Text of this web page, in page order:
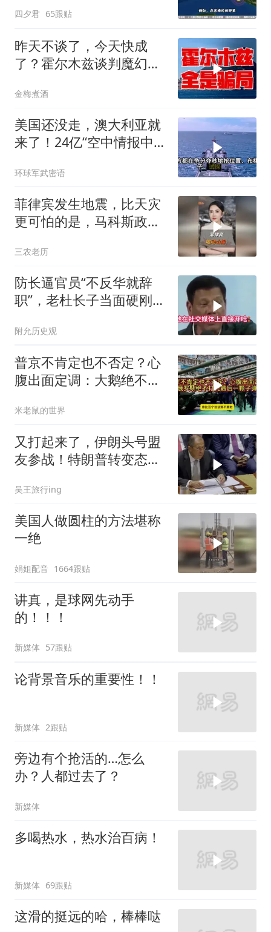
四夕君 65跟贴
昨天不谈了，今天快成
了？霍尔木兹谈判魔幻反
金梅煮酒
美国还没走，澳大利亚就
来了！24亿“空中情报中
环球军武密语
菲律宾发生地震，比天灾
更可怕的是，马科斯政府
三农老历
防长逼官员“不反华就辞
职”，老杜长子当面硬刚：
附允历史观
普京不肯定也不否定？心
腹出面定调：大鹅绝不打
米老鼠的世界
又打起来了，伊朗头号盟
友参战！特朗普转变态
吴王旅行ing
美国人做圆柱的方法堪称
一绝
娟姐配音 1664跟贴
讲真，是球网先动手
的！！！
新媒体 57跟贴
论背景音乐的重要性！！
新媒体 2跟贴
旁边有个抢活的…怎么
办？人都过去了？
新媒体
多喝热水，热水治百病！
新媒体 69跟贴
这滑的挺远的哈，棒棒哒